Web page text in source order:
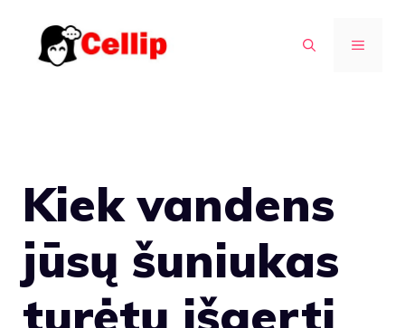
turinio
MENIU
Kiek vandens
jūsų šuniukas
turėtų išgerti